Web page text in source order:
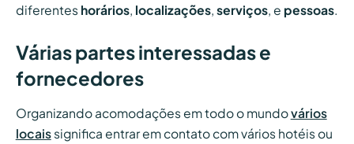
diferentes horários, localizações, serviços, e pessoas.
Várias partes interessadas e
fornecedores
Organizando acomodações em todo o mundovários
locaissignifica entrar em contato com vários hotéis ou